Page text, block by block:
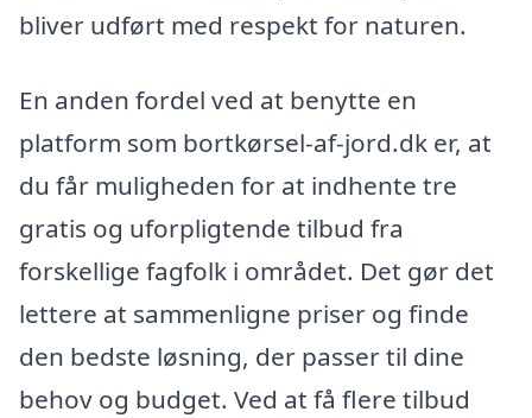
bliver udført med respekt for naturen.
En anden fordel ved at benytte en
platform som bortkørsel-af-jord.dk er, at
du får muligheden for at indhente tre
gratis og uforpligtende tilbud fra
forskellige fagfolk i området. Det gør det
lettere at sammenligne priser og finde
den bedste løsning, der passer til dine
behov og budget. Ved at få flere tilbud